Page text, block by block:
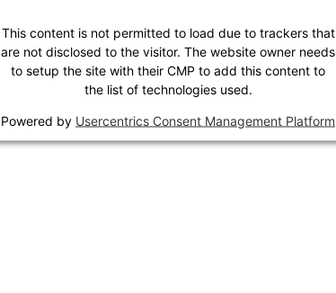
This content is not permitted to load due to trackers that
are not disclosed to the visitor. The website owner needs
to setup the site with their CMP to add this content to
the list of technologies used.
Powered by Usercentrics Consent Management Platform